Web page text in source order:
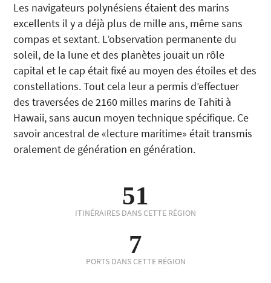
Les navigateurs polynésiens étaient des marins
excellents il y a déjà plus de mille ans, même sans
compas et sextant. L’observation permanente du
soleil, de la lune et des planètes jouait un rôle
capital et le cap était fixé au moyen des étoiles et des
constellations. Tout cela leur a permis d’effectuer
des traversées de 2160 milles marins de Tahiti à
Hawaii, sans aucun moyen technique spécifique. Ce
savoir ancestral de «lecture maritime» était transmis
oralement de génération en génération.
51
ITINÉRAIRES DANS CETTE RÉGION
7
PORTS DANS CETTE RÉGION